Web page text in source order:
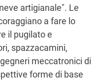
artigianale". Le
a fare lo
il pugilato e
spazzacamini,
meccatronici di
forme di base